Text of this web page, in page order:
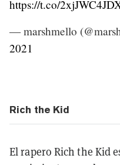
https://t.co/
— marshmello
2021
Rich the Kid
El rapero Rich the Kid